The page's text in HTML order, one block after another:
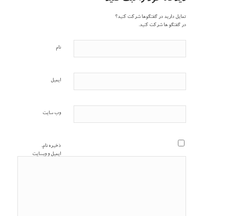
تمایل دارید در گفتگوها شرکت کنید؟
در گفتگو ها شرکت کنید.
نام
ایمیل
وب‌ سایت
ذخیره نام،
ایمیل و وبسایت